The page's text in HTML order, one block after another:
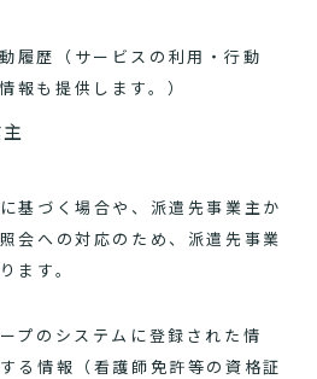
履歴（サービスの利用・行動
報も提供します。）
基づく場合や、派遣先事業主か
会への対応のため、派遣先事業
ます。
プのシステムに登録された情
る情報（看護師免許等の資格証